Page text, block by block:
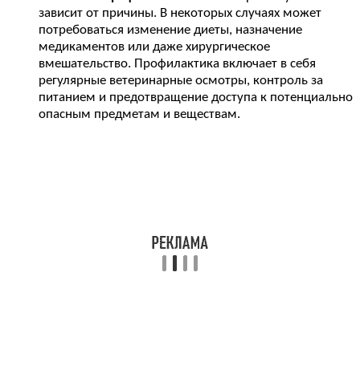
зависит от причины. В некоторых случаях может
потребоваться изменение диеты, назначение
медикаментов или даже хирургическое
вмешательство. Профилактика включает в себя
регулярные ветеринарные осмотры, контроль за
питанием и предотвращение доступа к потенциально
опасным предметам и веществам.